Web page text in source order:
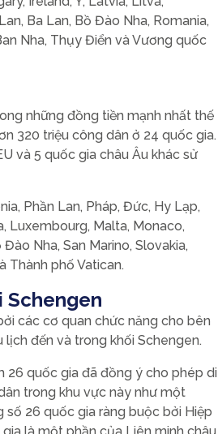
Ba Lan, Bồ Đào Nha, Romania,
Nha, Thụy Điển và Vương quốc
những đồng tiền mạnh nhất thế
320 triệu công dân ở 24 quốc gia.
và 5 quốc gia châu Âu khác sử
Phần Lan, Pháp, Đức, Hy Lạp,
Luxembourg, Malta, Monaco,
Nha, San Marino, Slovakia,
Thành phố Vatican.
Schengen
các cơ quan chức năng cho bên
đến và trong khối Schengen.
26 quốc gia đã đồng ý cho phép di
trong khu vực này như một
số 26 quốc gia ràng buộc bởi Hiệp